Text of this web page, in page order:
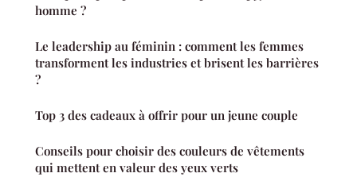
homme ?
Le leadership au féminin : comment les femmes
transforment les industries et brisent les barrières
?
Top 3 des cadeaux à offrir pour un jeune couple
Conseils pour choisir des couleurs de vêtements
qui mettent en valeur des yeux verts